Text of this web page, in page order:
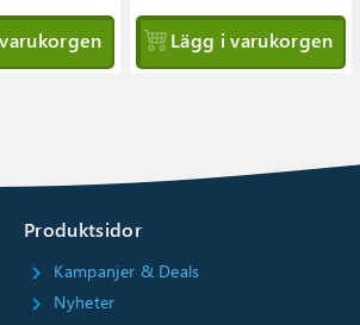
Lägg i varukorgen
Produktsidor
chevron_right
Kampanjer & Deals
chevron_right Nyheter